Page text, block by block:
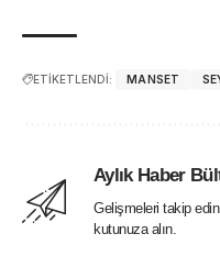
ETİKETLENDİ: MANSET
Aylık Haber
Gelişmeleri takip
kutunuza alın.